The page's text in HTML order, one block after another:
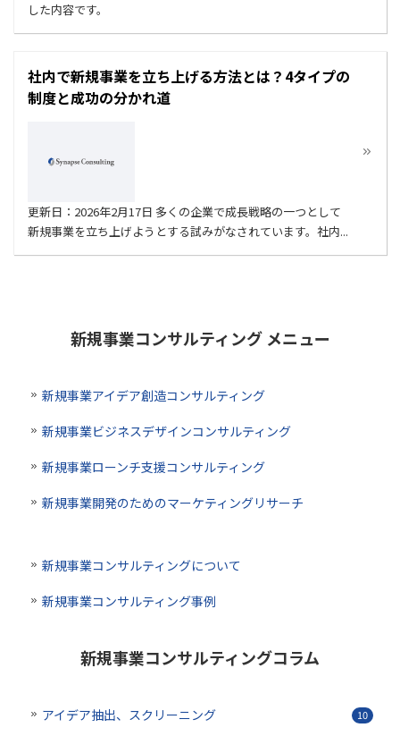
した内容です。
社内で新規事業を立ち上げる方法とは？4タイプの
制度と成功の分かれ道
更新日：2026年2月17日 多くの企業で成長戦略の一つとして
新規事業を立ち上げようとする試みがなされています。社内...
新規事業コンサルティング メニュー
新規事業アイデア創造コンサルティング
新規事業ビジネスデザインコンサルティング
新規事業ローンチ支援コンサルティング
新規事業開発のためのマーケティングリサーチ
新規事業コンサルティングについて
新規事業コンサルティング事例
新規事業コンサルティングコラム
アイデア抽出、スクリーニング 10